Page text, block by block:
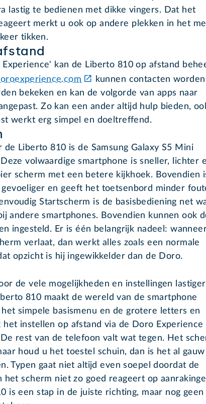
lastig te bedienen met dikke vingers. Dat het
merkt u ook op andere plekken in het
tikken.
kan de Liberto 810 op afstand
kunnen contacten worden
bekeken en kan de volgorde van apps naar
Zo kan een ander altijd hulp bieden,
werkt erg simpel en doeltreffend.
de Liberto 810 is de Samsung Galaxy S5 Mini
volwaardige smartphone is sneller, lichter
scherm met een betere kijkhoek. Bovendien
gevoeliger en geeft het toetsenbord minder
Startscherm is de basisbediening net
andere smartphones. Bovendien kunnen ook
ingesteld. Er is één belangrijk nadeel:
verlaat, dan werkt alles zoals een normale
opzicht is hij ingewikkelder dan de Doro.
de vele mogelijkheden en instellingen
810 maakt de wereld van de smartphone
simpele basismenu en de grotere letters en
het instellen op afstand via de Doro Experience
De rest van de telefoon valt wat tegen. Het
houd u het toestel schuin, dan is het al gauw
Typen gaat niet altijd even soepel doordat de
het scherm niet zo goed reageert op
is een stap in de juiste richting, maar nog geen